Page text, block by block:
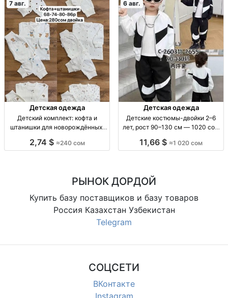
7 авг.
Детская одежда
Детский комплект: кофта и
штанишки для новорождённых,
комплект 2 пр.: кофта + штаны, р-
2,74 $ ≈240 сом
6 авг.
Детская одежда
Детские костюмы-двойки 2–6
лет, рост 90–130 см — 1020 сом
рост 90–130 см, пр-во Китай.
11,66 $ ≈1 020 сом
РЫНОК ДОРДОЙ
Купить базу поставщиков и базу товаров
Россия Казахстан Узбекистан
Telegram
СОЦСЕТИ
ВКонтакте
Instagram